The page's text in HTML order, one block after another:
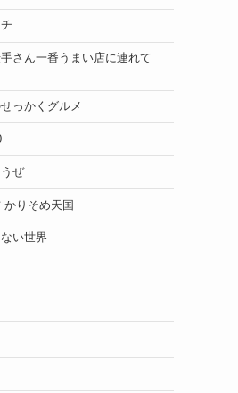
さん一番うまい店に連れて
っかくグルメ
ぜ
かりそめ天国
い世界